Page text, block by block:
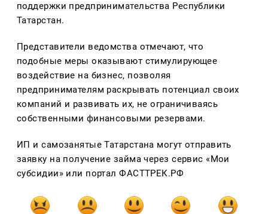
поддержки предпринимательства Республики
Татарстан.
Представители ведомства отмечают, что
подобные меры оказывают стимулирующее
воздействие на бизнес, позволяя
предпринимателям раскрывать потенциал своих
компаний и развивать их, не ограничиваясь
собственными финансовыми резервами.
ИП и самозанятые Татарстана могут отправить
заявку на получение займа через сервис «Мои
субсидии» или портал ФАСТТРЕК.РФ